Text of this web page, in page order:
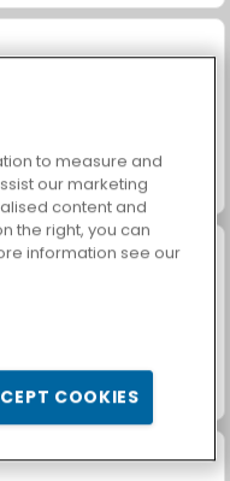
Trollface Quest: USA 2
and the Bear: Meadows
to measure and
our marketing
content and
the right, you can
information see our
COOKIES